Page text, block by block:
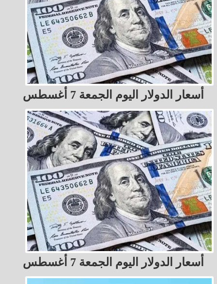
أسعار الدولار اليوم الجمعة 7 أغسطس
أسعار الدولار اليوم الجمعة 7 أغسطس